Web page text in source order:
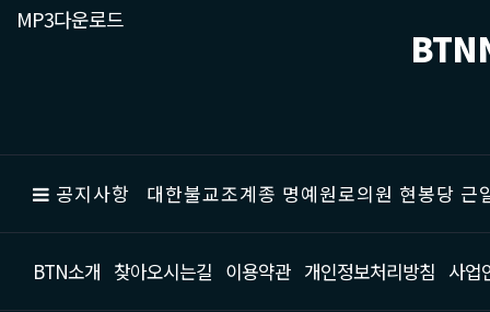
MP3다운로드
공지사항 대한불교조계종 명예원로의원 현봉당
BTN소개 찾아오시는길 이용약관 개인정보처리방침 사업